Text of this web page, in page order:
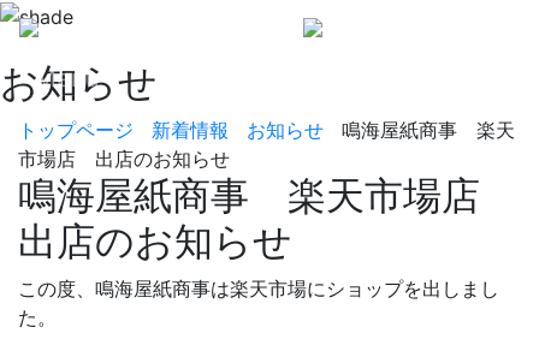
Menu
お知らせ
トップページ 新着情報 お知らせ
鳴海屋紙商事 楽天
市場店 出店のお知らせ
鳴海屋紙商事 楽天市場店
出店のお知らせ
この度、鳴海屋紙商事は楽天市場にショップを出しまし
た。